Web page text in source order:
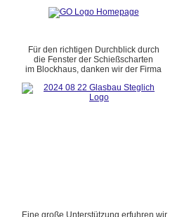
Für den richtigen Durchblick durch
die Fenster der Schießscharten
im Blockhaus, danken wir der Firma
Eine große Unterstützung erfuhren wir